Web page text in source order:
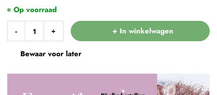
- + + In winkelwagen
Bewaar voor later
Op voorraad